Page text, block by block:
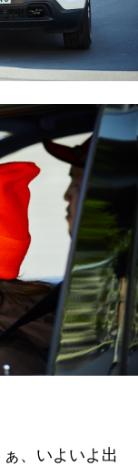
、いよいよ出